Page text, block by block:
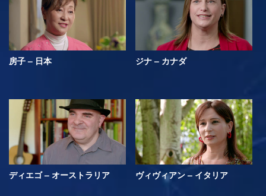
房子 – 日本 ジナ – カナダ
ディエゴ – オーストラリア ヴィヴィアン – イタリア